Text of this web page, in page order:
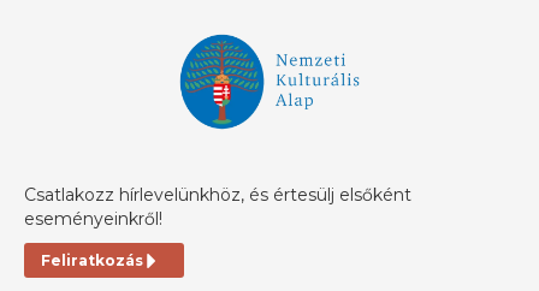
Csatlakozz hírlevelünkhöz, és értesülj elsőként
eseményeinkről!
Feliratkozás